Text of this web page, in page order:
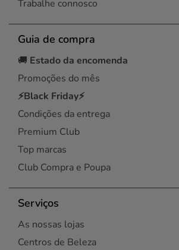
Trabalhe connosco
Guia de compra
🚚 Estado da encomenda
Promoções do mês
⚡Black Friday⚡
Condições da entrega
Premium Club
Top marcas
Club Compra e Poupa
Serviços
As nossas lojas
Centros de Beleza